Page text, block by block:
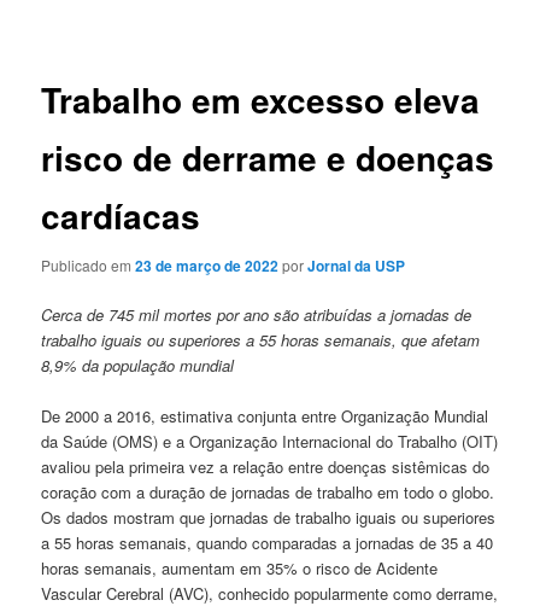
Trabalho em excesso eleva
risco de derrame e doenças
cardíacas
Publicado em23 de março de 2022porJornal da USP
Cerca de 745 mil mortes por ano são atribuídas a jornadas de
trabalho iguais ou superiores a 55 horas semanais, que afetam
8,9% da população mundial
De 2000 a 2016, estimativa conjunta entre Organização Mundial
da Saúde (OMS) e a Organização Internacional do Trabalho (OIT)
avaliou pela primeira vez a relação entre doenças sistêmicas do
coração com a duração de jornadas de trabalho em todo o globo.
Os dados mostram que jornadas de trabalho iguais ou superiores
a 55 horas semanais, quando comparadas a jornadas de 35 a 40
horas semanais, aumentam em 35% o risco de Acidente
Vascular Cerebral (AVC), conhecido popularmente como derrame,